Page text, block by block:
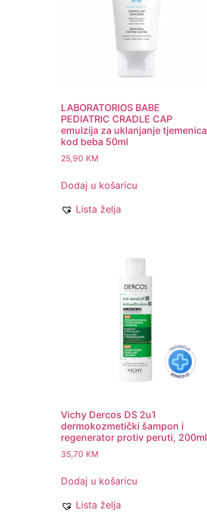
LABORATORIOS BABE
PEDIATRIC CRADLE CAP
emulzija za uklanjanje tjemenica
kod beba 50ml
25,90 KM
Dodaj u košaricu
Lista želja
Vichy Dercos DS 2u1
dermokozmetički šampon i
regenerator protiv peruti, 200ml
35,70 KM
Dodaj u košaricu
Lista želja